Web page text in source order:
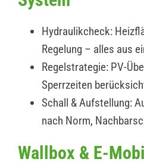
Hydraulikcheck:
Regelung – alles aus
Regelstrategie: PV-
Sperrzeiten
Schall & Aufstellung:
nach Norm,
Wallbox & E-